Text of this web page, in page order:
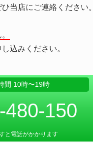
当店にご連絡ください。
込みください。
間 10時〜19時
480-150
と電話がかかります